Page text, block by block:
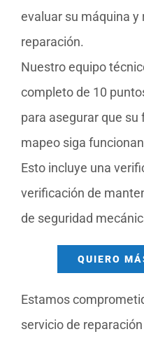
evaluar su máquina y
reparación.
Nuestro equipo
completo de 10
para asegurar que su
mapeo siga
Esto incluye una
verificación de
de seguridad
QUIERO
Estamos
servicio de